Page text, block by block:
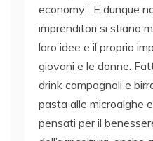
economy”. E dunque
imprenditori si stiano
loro idee e il proprio
giovani e le donne.
drink campagnoli e
pasta alle microalghe
pensati per il